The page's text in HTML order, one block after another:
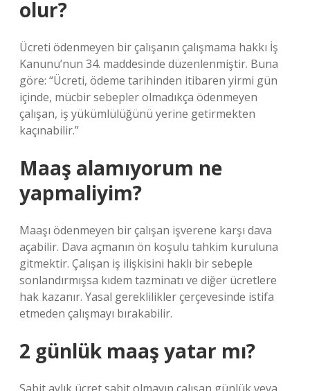
olur?
Ücreti ödenmeyen bir çalışanın çalışmama hakkı İş
Kanunu’nun 34. maddesinde düzenlenmiştir. Buna
göre: “Ücreti, ödeme tarihinden itibaren yirmi gün
içinde, mücbir sebepler olmadıkça ödenmeyen
çalışan, iş yükümlülüğünü yerine getirmekten
kaçınabilir.”
Maaş alamıyorum ne
yapmaliyim?
Maaşı ödenmeyen bir çalışan işverene karşı dava
açabilir. Dava açmanın ön koşulu tahkim kuruluna
gitmektir. Çalışan iş ilişkisini haklı bir sebeple
sonlandırmışsa kıdem tazminatı ve diğer ücretlere
hak kazanır. Yasal gereklilikler çerçevesinde istifa
etmeden çalışmayı bırakabilir.
2 günlük maaş yatar mı?